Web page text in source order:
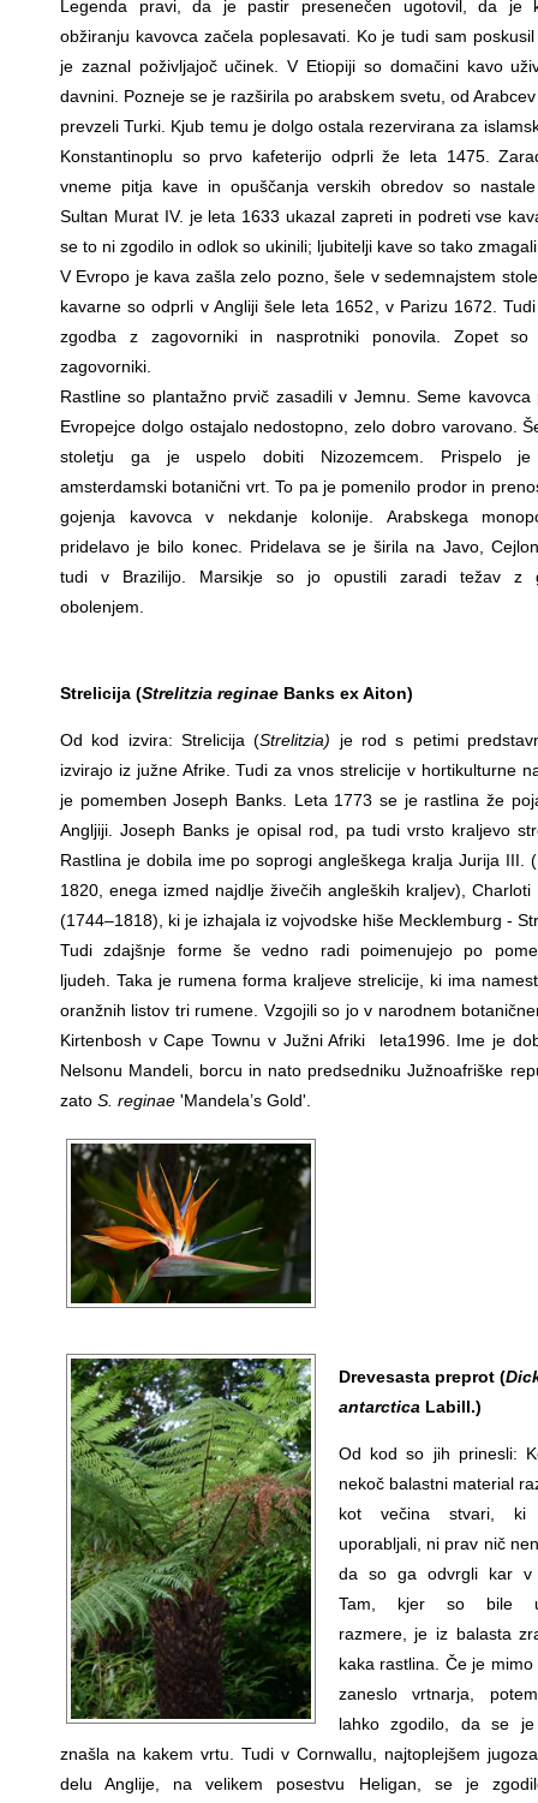
Legenda pravi, da je pastir presenečen ugotovil, da je
obžiranju kavovca začela poplesavati. Ko je tudi sam
je zaznal poživljajoč učinek. V Etiopiji so domačini kavo
davnini. Pozneje se je razširila po arabskem svetu, od
prevzeli Turki. Kjub temu je dolgo ostala rezervirana za
Konstantinoplu so prvo kafeterijo odprli že leta 1475.
vneme pitja kave in opuščanja verskih obredov so
Sultan Murat IV. je leta 1633 ukazal zapreti in podreti vse
se to ni zgodilo in odlok so ukinili; ljubitelji kave so tako
V Evropo je kava zašla zelo pozno, šele v sedemnajstem
kavarne so odprli v Angliji šele leta 1652, v Parizu 1672.
zgodba z zagovorniki in nasprotniki ponovila. Zopet so
zagovorniki.
Rastline so plantažno prvič zasadili v Jemnu. Seme kavovca
Evropejce dolgo ostajalo nedostopno, zelo dobro varovano.
stoletju ga je uspelo dobiti Nizozemcem. Prispelo
amsterdamski botanični vrt. To pa je pomenilo prodor in
gojenja kavovca v nekdanje kolonije. Arabskega
pridelavo je bilo konec. Pridelava se je širila na Javo,
tudi v Brazilijo. Marsikje so jo opustili zaradi težav z
obolenjem.
Strelicija (Strelitzia reginae Banks ex Aiton)
Od kod izvira: Strelicija (Strelitzia) je rod s petimi
izvirajo iz južne Afrike. Tudi za vnos strelicije v hortikulturne
je pomemben Joseph Banks. Leta 1773 se je rastlina že
Angljiji. Joseph Banks je opisal rod, pa tudi vrsto kraljevo
Rastlina je dobila ime po soprogi angleškega kralja Jurija III.
1820, enega izmed najdlje živečih angleških kraljev), Charloti
(1744–1818), ki je izhajala iz vojvodske hiše Mecklemburg -
Tudi zdajšnje forme še vedno radi poimenujejo po
ljudeh. Taka je rumena forma kraljeve strelicije, ki ima
oranžnih listov tri rumene. Vzgojili so jo v narodnem
Kirtenbosh v Cape Townu v Južni Afriki leta1996. Ime je
Nelsonu Mandeli, borcu in nato predsedniku Južnoafriške
zato S. reginae 'Mandela’s Gold'.
Drevesasta preprot (
antarcticaLabill.)
Od kod so jih prinesli:
nekoč balastni material
kot večina stvari,
uporabljali, ni prav nič
da so ga odvrgli kar v
Tam, kjer so bile
razmere, je iz balasta
kaka rastlina. Če je mimo
zaneslo vrtnarja,
lahko zgodilo, da se je
znašla na kakem vrtu. Tudi v Cornwallu, najtoplejšem
delu Anglije, na velikem posestvu Heligan, se je